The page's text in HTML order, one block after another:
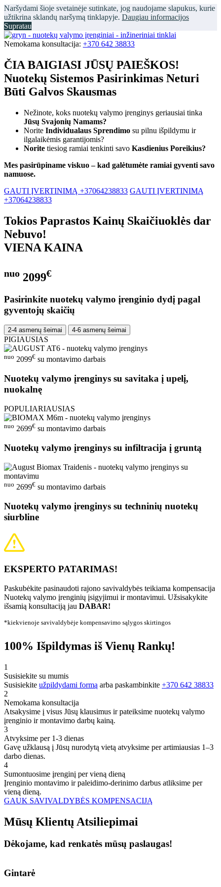
Naršydami šioje svetainėje sutinkate, jog naudojame slapukus, kurie
užtikrina sklandų naršymą tinklapyje. Daugiau informacijos
Supratau
Nemokama konsultacija: +370 642 38833
ČIA BAIGIASI JŪSŲ PAIEŠKOS!
Nuotekų Sistemos Pasirinkimas Neturi
Būti Galvos Skausmas
Nežinote, koks nuotekų valymo įrenginys geriausiai tinka
Jūsų Svajonių Namams?
Norite Individualaus Sprendimo su pilnu išpildymu ir
ilgalaikėmis garantijomis?
Norite tiesiog ramiai tenkinti savo Kasdienius Poreikius?
Mes pasirūpiname viskuo – kad galėtumėte ramiai gyventi savo
namuose.
GAUTI ĮVERTINIMĄ +37064238833 GAUTI ĮVERTINIMĄ
+37064238833
Tokios Paprastos Kainų Skaičiuoklės dar
Nebuvo!
VIENA KAINA
nuo 2099€
Pasirinkite nuotekų valymo įrenginio dydį pagal
gyventojų skaičių
2-4 asmenų šeimai 4-6 asmenų šeimai
PIGIAUSIAS
nuo 2099€ su montavimo darbais
Nuotekų valymo įrenginys su savitaka į upelį,
nuokalnę
POPULIARIAUSIAS
nuo 2699€ su montavimo darbais
Nuotekų valymo įrenginys su infiltracija į gruntą
nuo 2699€ su montavimo darbais
Nuotekų valymo įrenginys su techninių nuotekų
siurbline
EKSPERTO PATARIMAS!
Paskubėkite pasinaudoti rajono savivaldybės teikiama kompensacija
Nuotekų valymo įrenginių įsigyjimui ir montavimui. Užsisakykite
išsamią konsultaciją jau DABAR!
*kiekvienoje savivaldybėje kompensavimo sąlygos skirtingos
100% Išpildymas iš Vienų Rankų!
1
Susisiekite su mumis
Susisiekite užpildydami formą arba paskambinkite +370 642 38833
2
Nemokama konsultacija
Atsakysime į visus Jūsų klausimus ir pateiksime nuotekų valymo
įrenginio ir montavimo darbų kainą.
3
Atvyksime per 1-3 dienas
Gavę užklausą į Jūsų nurodytą vietą atvyksime per artimiausias 1–3
darbo dienas.
4
Sumontuosime įrenginį per vieną dieną
Įrenginio montavimo ir paleidimo-derinimo darbus atliksime per
vieną dieną.
GAUK SAVIVALDYBĖS KOMPENSACIJĄ
Mūsų Klientų Atsiliepimai
Dėkojame, kad renkatės mūsų paslaugas!
Gintarė